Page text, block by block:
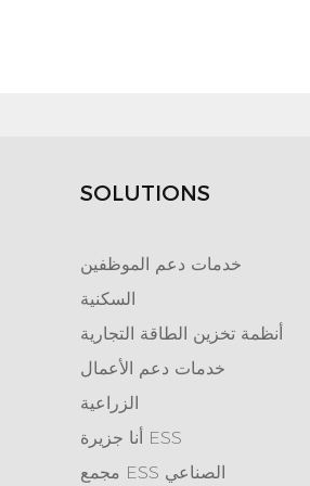
SOLUTIONS
خدمات دعم الموظفين
السكنية
أنظمة تخزين الطاقة التجارية
خدمات دعم الأعمال
الزراعية
أنا جزيرة ESS
مجمع ESS الصناعي